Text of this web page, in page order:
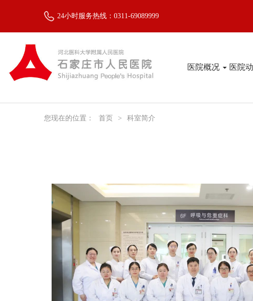
24小时服务热线：0311-69089999
医院概况 医院
您现在的位置： 首页 > 科室简介